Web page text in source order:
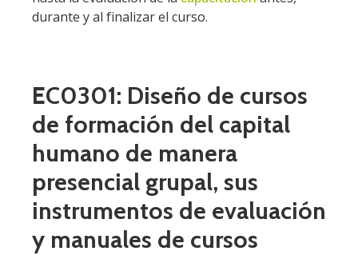
durante y al finalizar el curso.
EC0301: Diseño de cursos
de formación del capital
humano de manera
presencial grupal, sus
instrumentos de evaluación
y manuales de cursos